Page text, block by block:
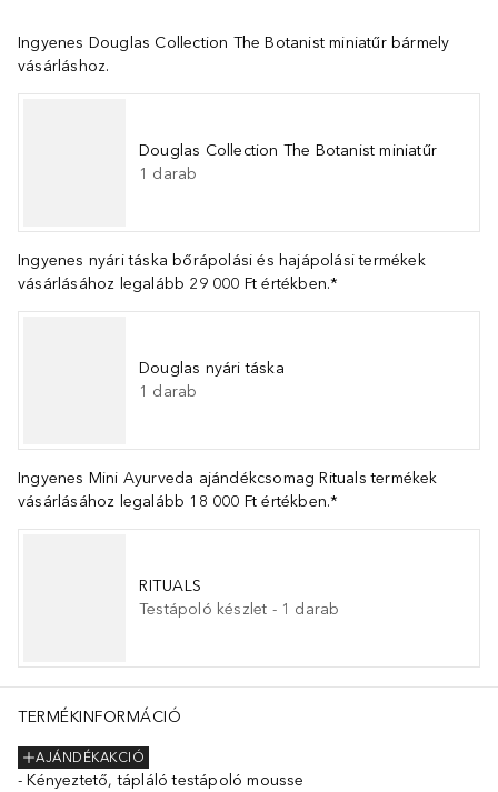
Ingyenes Douglas Collection The Botanist miniatűr bármely
vásárláshoz.
Douglas Collection The Botanist miniatűr
1 darab
Ingyenes nyári táska bőrápolási és hajápolási termékek
vásárlásához legalább 29 000 Ft értékben.*
Douglas nyári táska
1 darab
Ingyenes Mini Ayurveda ajándékcsomag Rituals termékek
vásárlásához legalább 18 000 Ft értékben.*
RITUALS
Testápoló készlet - 1 darab
TERMÉKINFORMÁCIÓ
AJÁNDÉKAKCIÓ
Kényeztető, tápláló testápoló mousse